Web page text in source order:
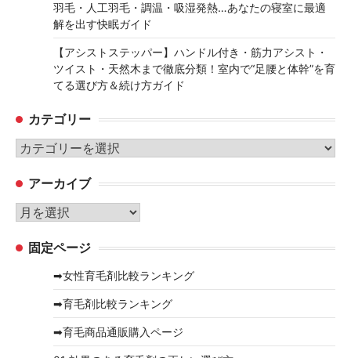
羽毛・人工羽毛・調温・吸湿発熱…あなたの寝室に最適
解を出す快眠ガイド
【アシストステッパー】ハンドル付き・筋力アシスト・
ツイスト・天然木まで徹底分類！室内で“足腰と体幹”を育
てる選び方＆続け方ガイド
カテゴリー
カ
ゴ
リ
ー
アーカイブ
ア
カ 固定ページ
➡女性育毛剤比較ランキング
➡育毛剤比較ランキング
➡育毛商品通販購入ページ